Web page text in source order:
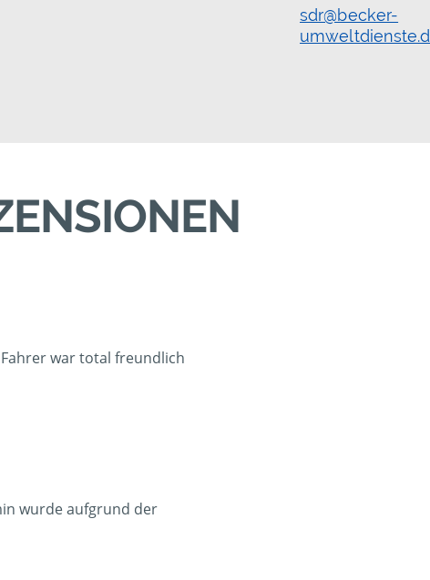
sdr@becker-
war total freundlich
wurde aufgrund der